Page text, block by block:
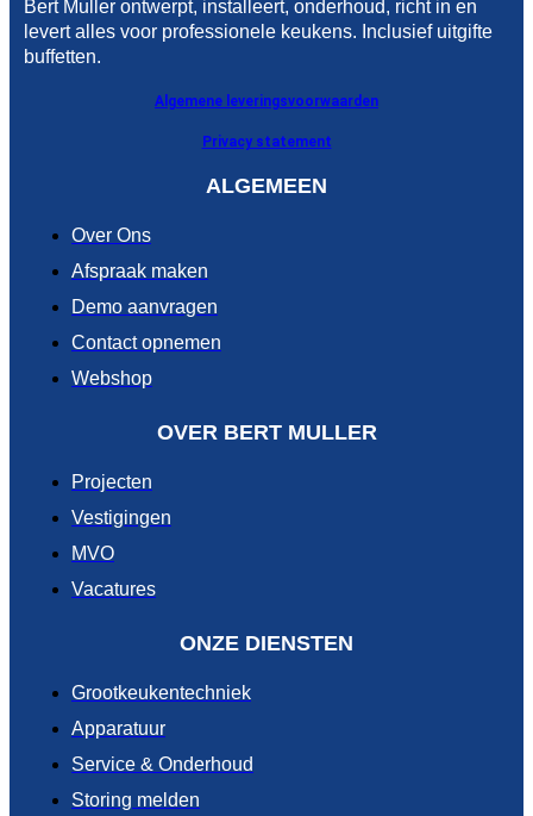
Bert Muller ontwerpt, installeert, onderhoud, richt in en
levert alles voor professionele keukens. Inclusief uitgifte
buffetten.
Algemene leveringsvoorwaarden
Privacy statement
ALGEMEEN
Over Ons
Afspraak maken
Demo aanvragen
Contact opnemen
Webshop
OVER BERT MULLER
Projecten
Vestigingen
MVO
Vacatures
ONZE DIENSTEN
Grootkeukentechniek
Apparatuur
Service & Onderhoud
Storing melden